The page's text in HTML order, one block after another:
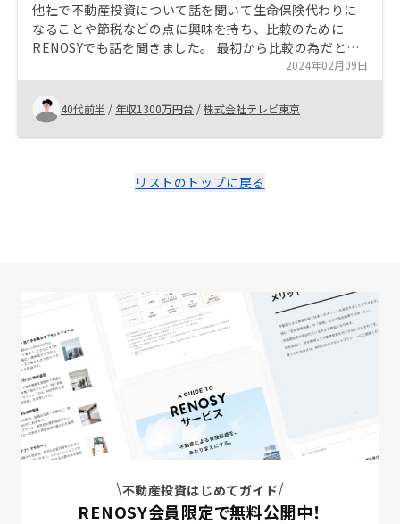
他社で不動産投資について話を聞いて生命保険代わりに
なることや節税などの点に興味を持ち、比較のために
RENOSYでも話を聞きました。 最初から比較の為だとお
伝えしましたが、一切嫌な顔もせず誠実に対応して頂け
ました。 不動産なので物件価値の値下がりなど不安な点
もありましたが、1つ1つデータをもとに論理的に説明し
てもらえたので不安を取り除くことができました。 面談
もオンラインで行えたのでスケジュール調整もしやすく
2024年02月09日
40代前半 / 年収1300万円台 /株式会社テレビ東京
リストのトップに戻る
不動産投資はじめてガイド
RENOSY会員限定で無料公開中！